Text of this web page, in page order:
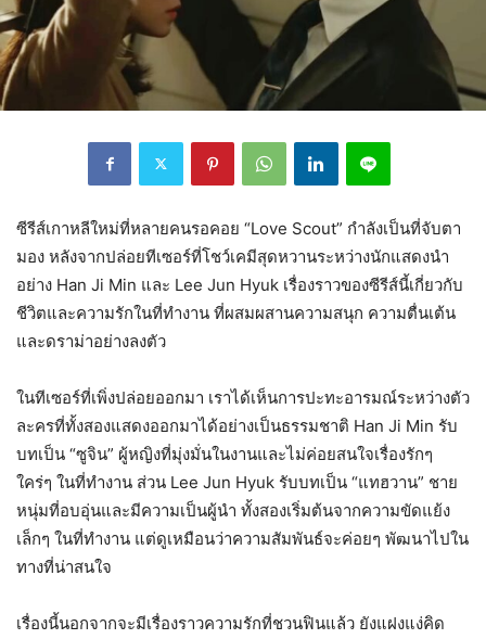
ซีรีส์เกาหลีใหม่ที่หลายคนรอคอย “Love Scout” กำลังเป็นที่จับตา
มอง หลังจากปล่อยทีเซอร์ที่โชว์เคมีสุดหวานระหว่างนักแสดงนำ
อย่าง Han Ji Min และ Lee Jun Hyuk เรื่องราวของซีรีส์นี้เกี่ยวกับ
ชีวิตและความรักในที่ทำงาน ที่ผสมผสานความสนุก ความตื่นเต้น
และดราม่าอย่างลงตัว
ในทีเซอร์ที่เพิ่งปล่อยออกมา เราได้เห็นการปะทะอารมณ์ระหว่างตัว
ละครที่ทั้งสองแสดงออกมาได้อย่างเป็นธรรมชาติ Han Ji Min รับ
บทเป็น “ซูจิน” ผู้หญิงที่มุ่งมั่นในงานและไม่ค่อยสนใจเรื่องรักๆ
ใคร่ๆ ในที่ทำงาน ส่วน Lee Jun Hyuk รับบทเป็น “แทฮวาน” ชาย
หนุ่มที่อบอุ่นและมีความเป็นผู้นำ ทั้งสองเริ่มต้นจากความขัดแย้ง
เล็กๆ ในที่ทำงาน แต่ดูเหมือนว่าความสัมพันธ์จะค่อยๆ พัฒนาไปใน
ทางที่น่าสนใจ
เรื่องนี้นอกจากจะมีเรื่องราวความรักที่ชวนฟินแล้ว ยังแฝงแง่คิด